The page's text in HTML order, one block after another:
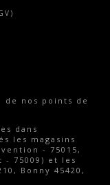
nos points de
dans
les magasins
- 75015,
- 75009) et les
Bonny 45420,